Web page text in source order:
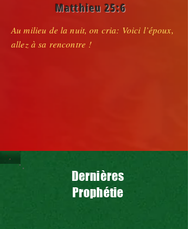
Matthieu 25:6
Au milieu de la nuit, on cria: Voici l’époux,
allez à sa rencontre !
Dernières
Prophétie